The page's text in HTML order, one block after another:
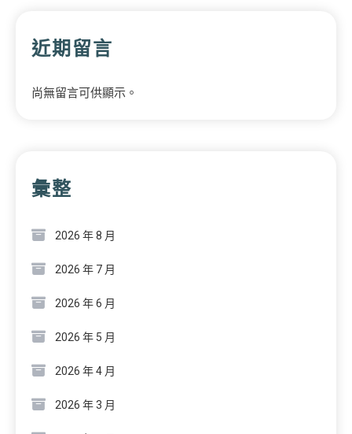
近期留言
尚無留言可供顯示。
彙整
2026 年 8 月
2026 年 7 月
2026 年 6 月
2026 年 5 月
2026 年 4 月
2026 年 3 月